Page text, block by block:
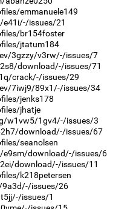
emmanuele149
issues/21
br154foster
jtatum184
3gzzy/v3rw/-/issues/7
download/-/issues/71
crack/-/issues/29
7iwj9/89x1/-/issues/34
jenks178
jhatje
w1vw5/1gv4/-/issues/3
download/-/issues/67
seanolsen
e9sm/download/-/issues/6
download/-/issues/11
k218petersen
issues/26
issues/1